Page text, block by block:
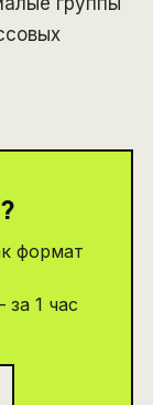
формат
1 час